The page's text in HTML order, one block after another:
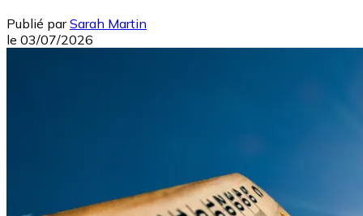
Publié par Sarah Martin
le 03/07/2026